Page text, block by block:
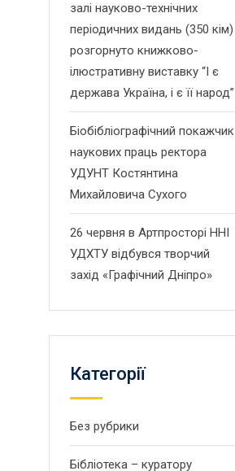
залі науково-технічних
періодичних видань (350 кім)
розгорнуто книжково-
ілюстративну виставку “І є
держава Україна, і є її народ”
Біобібліографічний покажчик
наукових праць ректора
УДУНТ Костянтина
Михайловича Сухого
26 червня в Артпросторі ННІ
УДХТУ відбувся творчий
захід «Графічний Дніпро»
Категорії
Без рубрики
Бібліотека – куратору